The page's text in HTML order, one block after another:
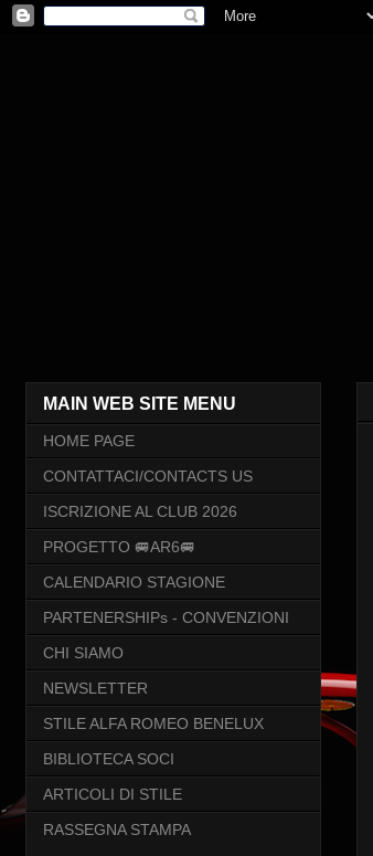
MAIN WEB SITE MENU
HOME PAGE
CONTATTACI/CONTACTS US
ISCRIZIONE AL CLUB 2026
PROGETTO 🚐AR6🚐
CALENDARIO STAGIONE
PARTENERSHIPs - CONVENZIONI
CHI SIAMO
NEWSLETTER
STILE ALFA ROMEO BENELUX
BIBLIOTECA SOCI
ARTICOLI DI STILE
RASSEGNA STAMPA